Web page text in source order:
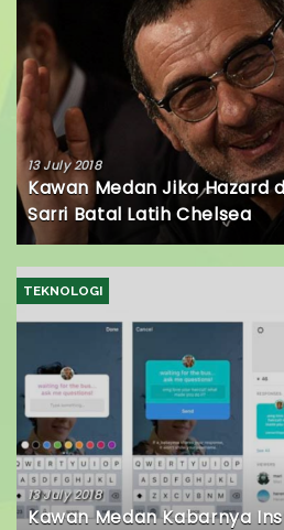
13 July 2018
Kawan Medan Jika Hazard
Sarri Batal Latih Chelsea
TEKNOLOGI
13 July 2018
Kawan Medan Kabarnya